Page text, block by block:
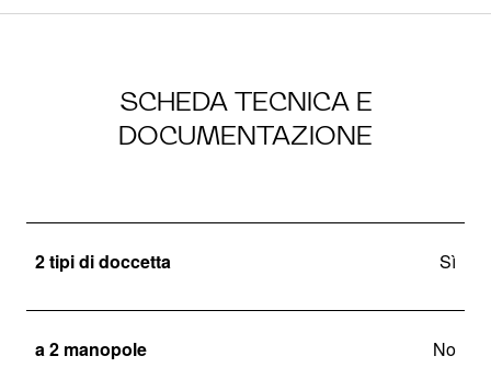
SCHEDA TECNICA E
DOCUMENTAZIONE
2 tipi di doccetta Sì
a 2 manopole No